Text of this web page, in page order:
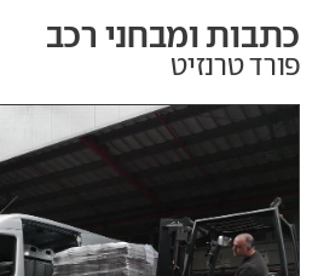
כתבות ומבחני רכב
פורד טרנזיט